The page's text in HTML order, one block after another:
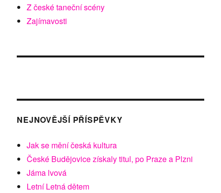
Z české taneční scény
Zajímavosti
NEJNOVĚJŠÍ PŘÍSPĚVKY
Jak se mění česká kultura
České Budějovice získaly titul, po Praze a Plzni
Jáma lvová
Letní Letná dětem